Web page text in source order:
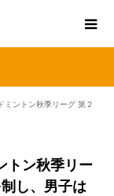
ミントン秋季リーグ 第２
トン秋季リー
し、男子は